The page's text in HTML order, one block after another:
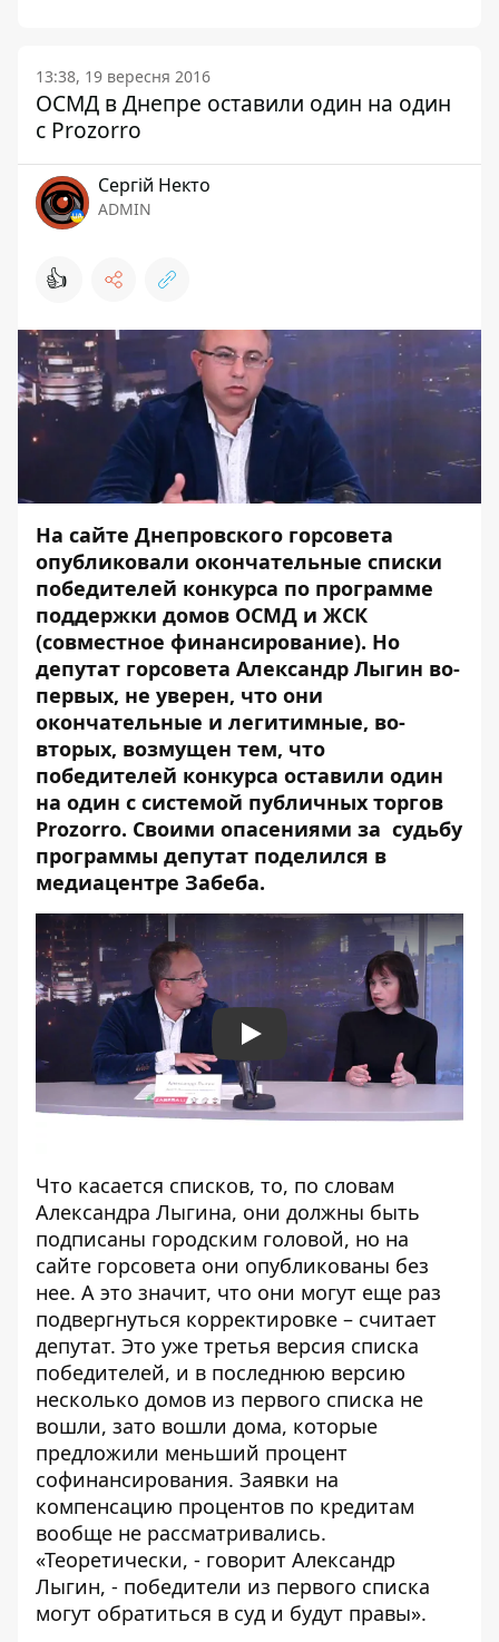
13:38, 19 вересня 2016
ОСМД в Днепре оставили один на один
с Prozorro
Сергій Некто
ADMIN
👍
На сайте Днепровского горсовета
опубликовали окончательные списки
победителей конкурса по программе
поддержки домов ОСМД и ЖСК
(совместное финансирование). Но
депутат горсовета Александр Лыгин во-
первых, не уверен, что они
окончательные и легитимные, во-
вторых, возмущен тем, что
победителей конкурса оставили один
на один с системой публичных торгов
Prozorro. Своими опасениями за судьбу
программы депутат поделился в
медиацентре Забеба.
Play
Что касается списков, то, по словам
Александра Лыгина, они должны быть
подписаны городским головой, но на
сайте горсовета они опубликованы без
нее. А это значит, что они могут еще раз
подвергнуться корректировке – считает
депутат. Это уже третья версия списка
победителей, и в последнюю версию
несколько домов из первого списка не
вошли, зато вошли дома, которые
предложили меньший процент
софинансирования. Заявки на
компенсацию процентов по кредитам
вообще не рассматривались.
«Теоретически, - говорит Александр
Лыгин, - победители из первого списка
могут обратиться в суд и будут правы».